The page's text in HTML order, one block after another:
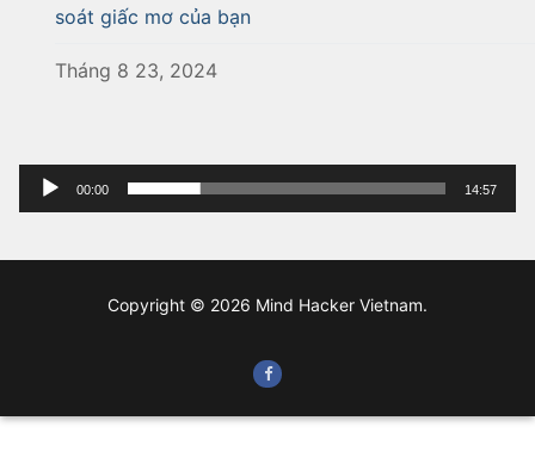
soát giấc mơ của bạn
Tháng 8 23, 2024
Trình
phát
thanh
00:00 14:57
Copyright © 2026 Mind Hacker Vietnam.